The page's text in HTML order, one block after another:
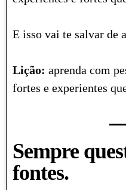
E isso vai te salvar de
Lição: aprenda com
fortes e experientes
Sempre
fontes.